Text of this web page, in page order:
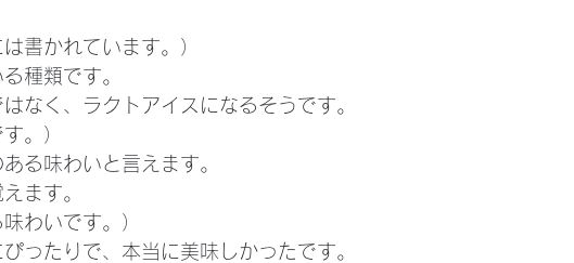
書かれています。）
種類です。
なく、ラクトアイスになるそうです。
。）
る味わいと言えます。
ます。
わいです。）
ったりで、本当に美味しかったです。